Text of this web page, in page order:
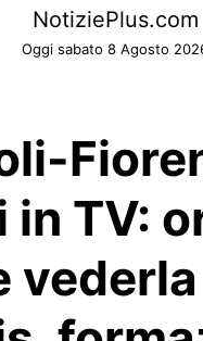
NotiziePlus.com
Oggi sabato 8 Agosto
in TV:
vederla